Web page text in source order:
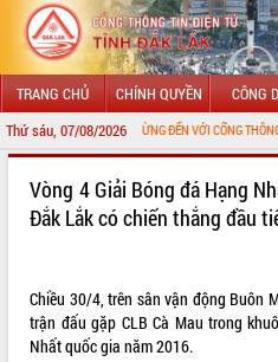
TRANG CHỦ CHÍNH QUYỀN CÔNG
Thứ sáu, 07/08/2026
CHÀO MỪNG ĐẾN VỚI CỔNG THÔNG TIN
LÃNH ĐẠO UBND TỈNH
SỞ, BAN, NGÀNH
Vòng 4 Giải Bóng đá Hạng
Đắk Lắk có chiến thắng đầu
Chiều 30/4, trên sân vận động Buôn
trận đấu gặp CLB Cà Mau trong
Nhất quốc gia năm 2016.